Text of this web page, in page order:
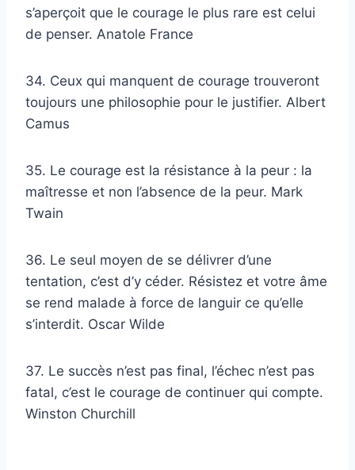
s’aperçoit que le courage le plus rare est celui
de penser. Anatole France
34. Ceux qui manquent de courage trouveront
toujours une philosophie pour le justifier. Albert
Camus
35. Le courage est la résistance à la peur : la
maîtresse et non l’absence de la peur. Mark
Twain
36. Le seul moyen de se délivrer d’une
tentation, c’est d’y céder. Résistez et votre âme
se rend malade à force de languir ce qu’elle
s’interdit. Oscar Wilde
37. Le succès n’est pas final, l’échec n’est pas
fatal, c’est le courage de continuer qui compte.
Winston Churchill